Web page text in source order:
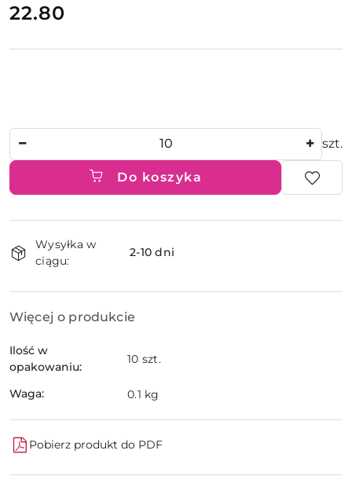
Cena:
22.80
szt.
Do koszyka
i
dostawa
Wysyłka w
ciągu:
2-10 dni
Więcej o produkcie
Ilość w
opakowaniu:
10 szt.
Waga: 0.1 kg
Pobierz produkt do PDF